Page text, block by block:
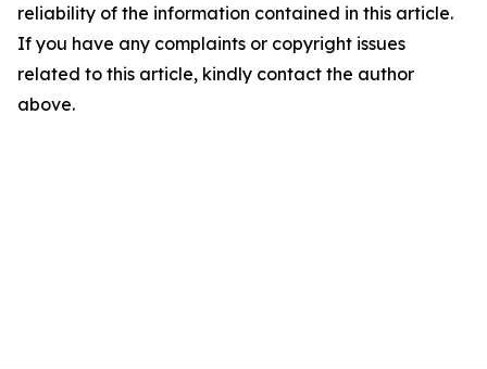
reliability of the information contained in this article.
If you have any complaints or copyright issues
related to this article, kindly contact the author
above.